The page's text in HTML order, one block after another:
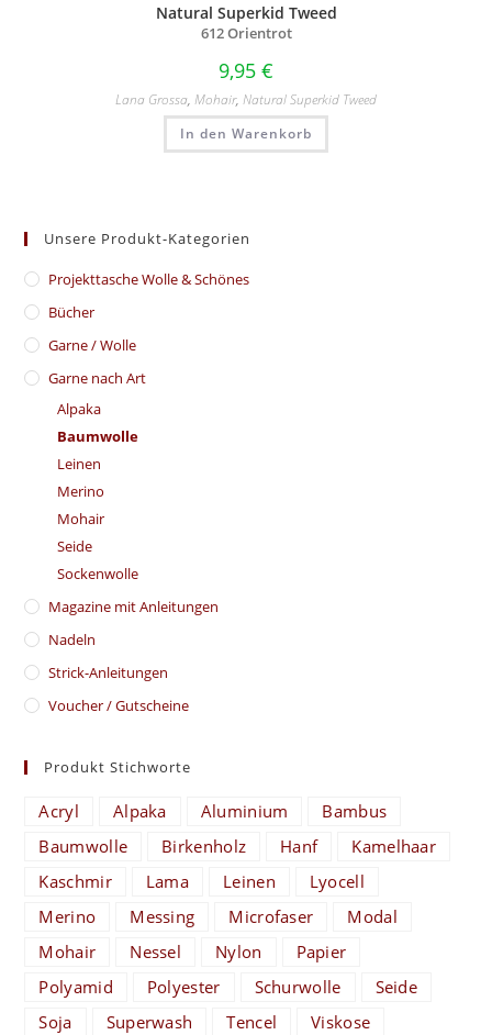
Natural Superkid Tweed
612 Orientrot
9,95 €
Lana Grossa, Mohair, Natural Superkid Tweed
In den Warenkorb
Unsere Produkt-Kategorien
​Projekttasche Wolle & Schönes
Bücher
Garne / Wolle
Garne nach Art
Alpaka
Baumwolle
Leinen
Merino
Mohair
Seide
Sockenwolle
Magazine mit Anleitungen
Nadeln
Strick-Anleitungen
Voucher / Gutscheine
Produkt Stichworte
Acryl Alpaka Aluminium
Bambus
Baumwolle
Birkenholz Hanf
Kamelhaar
Kaschmir
Lama Leinen
Lyocell
Merino
Messing Microfaser
Modal
Mohair
Nessel Nylon
Papier
Polyamid
Polyester Schurwolle
Seide
Soja
Superwash Tencel
Viskose